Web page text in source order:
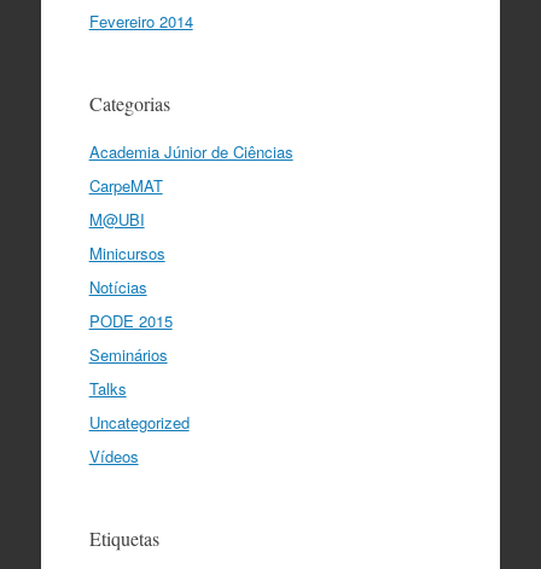
Fevereiro 2014
Categorias
Academia Júnior de Ciências
CarpeMAT
M@UBI
Minicursos
Notícias
PODE 2015
Seminários
Talks
Uncategorized
Vídeos
Etiquetas